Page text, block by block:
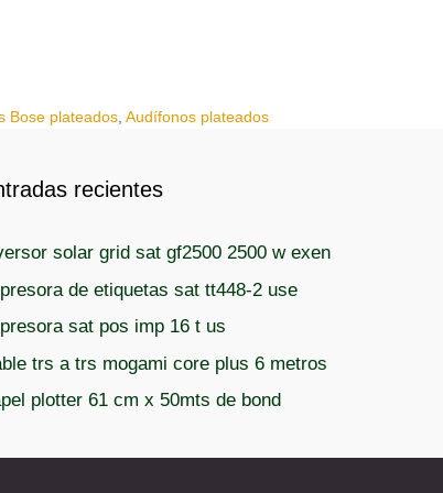
Bose plateados,Audífonos plateados
recientes
solar grid sat gf2500 2500 w exen
de etiquetas sat tt448-2 use
sat pos imp 16 t us
trs a trs mogami core plus 6 metros
plotter 61 cm x 50mts de bond